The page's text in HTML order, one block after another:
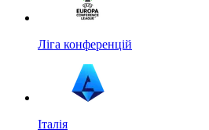
Ліга конференцій
Італія